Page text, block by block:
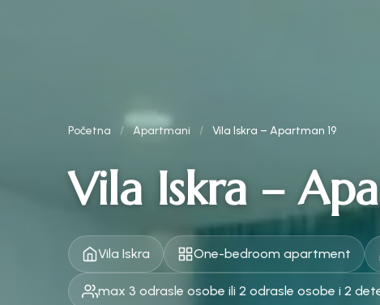
Početna / Apartmani / Vila Iskra – Apartman 19
Vila Iskra –
Vila Iskra One-bedroom apartment
max 3 odrasle osobe ili 2 odrasle osobe i 2